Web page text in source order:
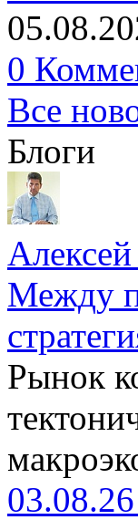
0
Все
Блоги
Между
Рынок